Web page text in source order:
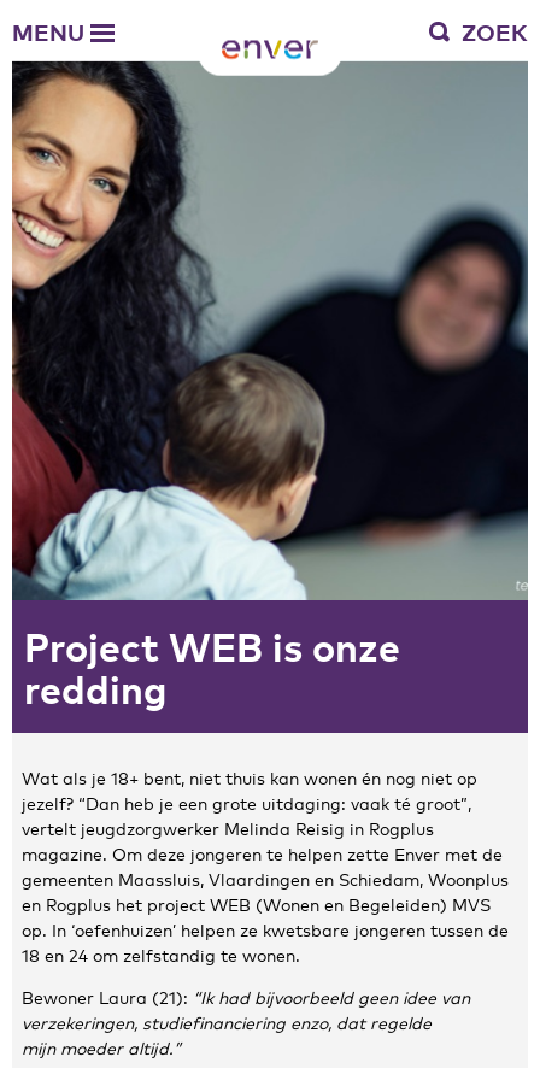
MENU ZOEK
Waar we voor staan
Ons werkgebied
Verantwoording
Bestuur en toezicht
Zakelijke gegevens
Werken bij Enver
Vacatures
Stages
Enver als werkgever
Vrienden van Enver
Onze vrienden
Werkwijze
Nieuws
Contactgegevens
Zakelijke gegevens
Algemeen
Nieuws
Persoonlijke informatie en privacy
Privacyverklaring website
Disclaimer
Contact
Project WEB is onze
redding
Wat als je 18+ bent, niet thuis kan wonen én nog niet op
jezelf? “Dan heb je een grote uitdaging: vaak té groot”,
vertelt jeugdzorgwerker Melinda Reisig in Rogplus
magazine. Om deze jongeren te helpen zette Enver met de
gemeenten Maassluis, Vlaardingen en Schiedam, Woonplus
en Rogplus het project WEB (Wonen en Begeleiden) MVS
op. In ‘oefenhuizen’ helpen ze kwetsbare jongeren tussen de
18 en 24 om zelfstandig te wonen.
Bewoner Laura (21): “Ik had bijvoorbeeld geen idee van
verzekeringen, studiefinanciering enzo, dat regelde
mijn moeder altijd.”